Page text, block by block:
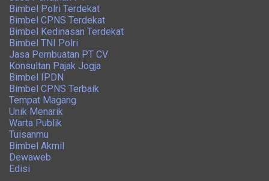
Bimbel Polri Terdekat
Bimbel CPNS Terdekat
Bimbel Kedinasan Terdekat
Bimbel TNI Polri
Jasa Pembuatan PT CV
Konsultan Pajak Jogja
Bimbel IPDN
Bimbel CPNS Terbaik
Tempat Magang
Unik Menarik
Warta Publik
Tuisanmu
Bimbel Akmil
Dewaweb
Edisi